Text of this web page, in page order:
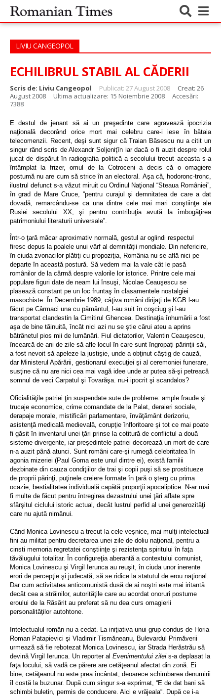
LIVIU CANGEOPOL
ECHILIBRUL STABIL AL CĂDERII
Scris de: Liviu Cangeopol Publicat: 27 August 2008
Creat: 26
August 2008
Ultima actualizare: 15 Noiembrie 2008
Accesări:
7388
E destul de jenant să ai un preşedinte care agravează ipocrizia
naţională decorând orice mort mai celebru care-i iese în bătaia
telecomenzii. Recent, deşi sunt sigur că Traian Băsescu nu a citit un
singur rând scris de Alexandr Soljeniţîn iar dacă o fi auzit despre rolul
jucat de dispărut în radiografia politică a secolului trecut aceasta s-a
întâmplat la frizer, omul de la Cotroceni a decis că o omagiere
postumă nu are cum să strice în an electoral. Aşa că, hodoronc-tronc,
ilustrul defunct s-a văzut miruit cu Ordinul Naţional “Steaua României”,
în grad de Mare Cruce, “pentru curajul şi demnitatea de care a dat
dovadă, remarcându-se ca una dintre cele mai mari conştiinţe ale
Rusiei secolului XX, şi pentru contribuţia avută la îmbogăţirea
patrimoniului literaturii universale”.
Într-o ţară măcar aproximativ normală, gestul ar oglindi respectul
firesc depus la poalele unui vârf al demnităţii mondiale. Din nefericire,
în ciuda zvonacilor plătiţi cu propoziţia, România nu se află nici pe
departe în această postură. Să vedem mai la vale cât le pasă
românilor de la cârmă despre valorile lor istorice. Printre cele mai
populare figuri date de neam lui însuşi, Nicolae Ceauşescu se
plasează constant pe un loc fruntaş în clasamentele nostalgiei
masochiste. În Decembrie 1989, câţiva români dirijaţi de KGB l-au
făcut pe Cârmaci una cu pământul, l-au suit în coşciug şi l-au
transportat clandestin la Cimitirul Ghencea. Destinaţia înhumării a fost
aşa de bine tăinuită, încât nici azi nu se ştie cărui ateu a aprins
bătrânetul pios mii de lumânări. Fiul dictatorilor, Valentin Ceauşescu,
încearcă de ani de zile să afle locul în care sunt îngropaţi părinţii săi,
a fost nevoit să apeleze la justişie, unde a obţinut câştig de cauză,
dar Ministerul Apărării, gestionarul execuţiei şi al ceremoniei funerare,
susţine că nu are nici cea mai vagă idee unde ar putea să-şi petreacă
somnul de veci Carpatul şi Tovarăşa. nu-i ipocrit şi scandalos?
Oficialităţile patriei ţin suspendate sute de probleme: ample fraude şi
trucaje economice, crime comandate de la Palat, deraieri sociale,
derapaje morale, mistificări parlamentare, învăţământ derizoriu,
asistenţă medicală medievală, corupţie înfloritoare şi tot ce mai poate
fi găsit în inventarul unei ţări prinse la cotitură de conflictul a două
sisteme divergente, iar preşedintele patriei decorează un mort de care
n-a auzit până atunci. Sunt români care-şi rumegă celebritatea în
agonia mizeriei (Paul Goma este unul dintre ei), există familii
dezbinate din cauza condiţiilor de trai şi copii puşi să se prostitueze
de proprii părinţi, puţinele creiere formate în ţară o şterg cu prima
ocazie, bestialitatea individuală capătă proporţii apocaliptice. N-ar mai
fi multe de făcut pentru întregirea dezastrului unei ţări aflate spre
sfârşitul ciclului istoric actual, decât lustrul perfid al unei generozităţi
care nu ajută nimănui.
Când Monica Lovinescu a trecut la cele veşnice, mai mulţi intelectuali
fini au militat pentru decretarea unei zile de doliu naţional, pentru a
cinsti memoria regretatei conştiinţe şi rezistenţa spiritului în faţa
tăvălugului totalitar. În configureţia aberantă a contextului comunist,
Monica Lovinescu şi Virgil Ierunca au reuşit, în ciuda unor inerente
erori de percepţie şi judecată, să se ridice la statutul de erou naţional.
Dar cum activitatea anticomunistă dusă de ai noştri este mai iritantă
decât cea a străinilor, autorităţile care au acordat onoruri postume
eroului de la Răsărit au preferat să nu dea curs omagierii
personalităţilor autohtone.
Intelectualul român nu a cedat. La iniţiativa unui grup condus de Horia
Roman Patapievici şi Vladimir Tismăneanu, Bulevardul Primăverii
urmează să fie rebotezat Monica Lovinescu, iar Strada Herăstrău să
devină Virgil Ierunca. Un reporter al Evenimentului zilei s-a deplasat la
faţa locului, să vadă ce părere are cetăţeanul afectat din zonă. Ei
bine, cetăţeanul nu este prea încântat, deoarece schimbarea denumirii
îl costă la buzunar. După cum singur s-a exprimat, “E de dat bani să
schimbi buletin, permis de conducere. Aici e vrăjeala“. După ce i-a